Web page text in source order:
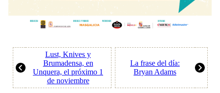
Lust, Knives y
Brumadensa, en
Unquera, el próximo 1
de noviembre
La frase del día:
Bryan Adams